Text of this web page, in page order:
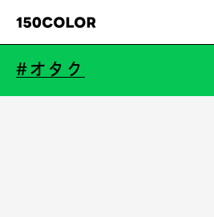
#オタク